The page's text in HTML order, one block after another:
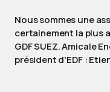
Nous sommes une
certainement la plus
GDF SUEZ. Amicale
président d'EDF :